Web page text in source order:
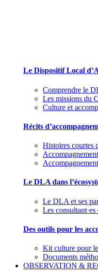
Le Dispositif Local
Comprendre le
Les missions du
Culture et
Récits
Histoires courtes
Le DLA dans
Le DLA et ses
Les
Des outils pour les
Kit culture pour
Documents
OBSERVATION &